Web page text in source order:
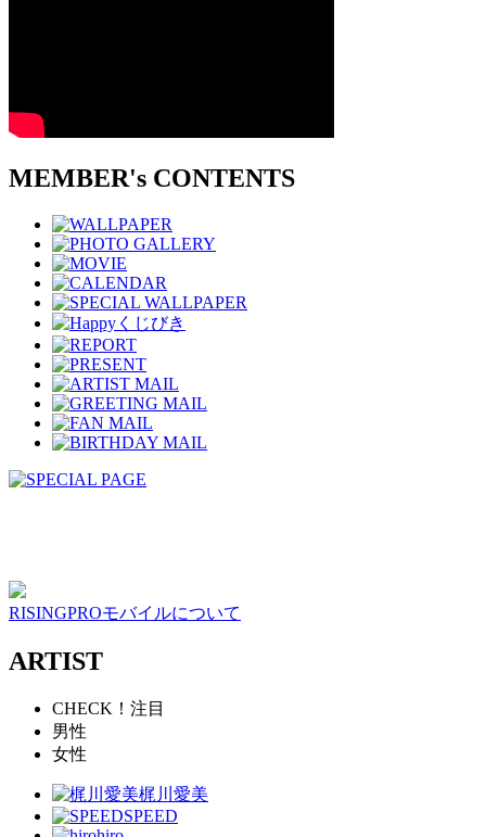
MEMBER's CONTENTS
RISINGPROモバイルについて
ARTIST
CHECK！注目
男性
女性
梶川愛美
SPEED